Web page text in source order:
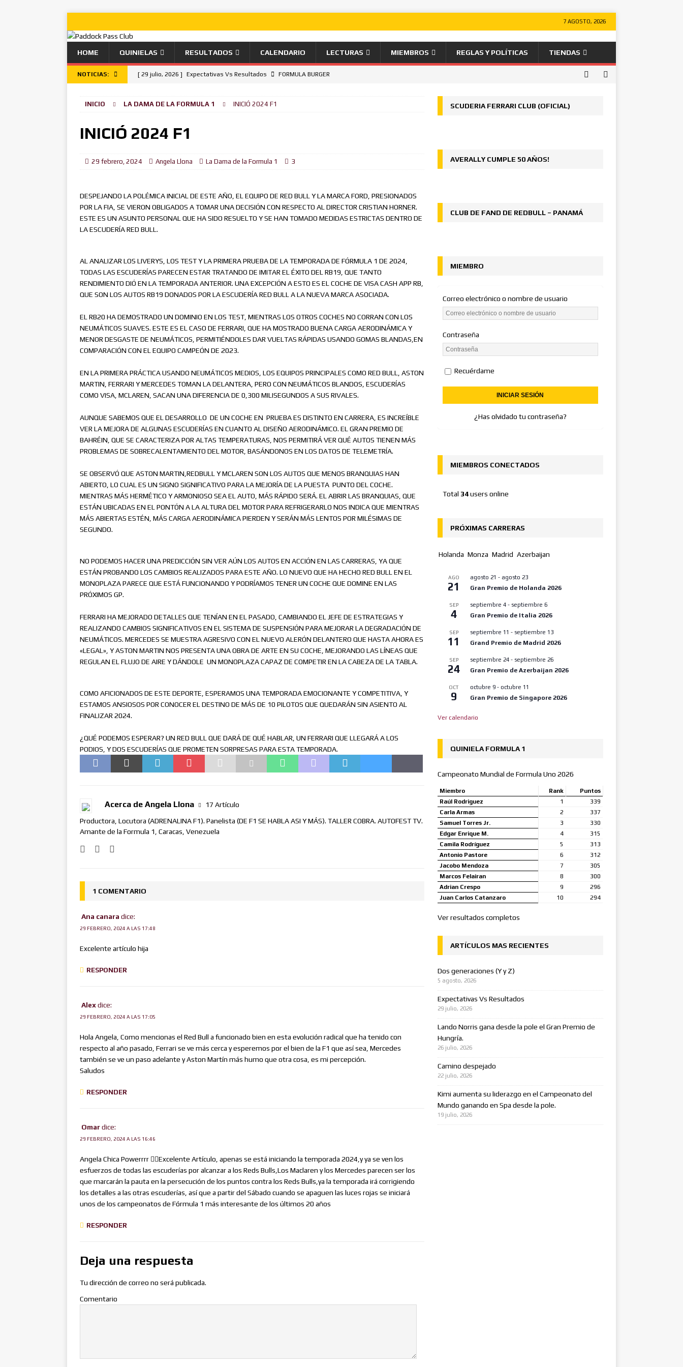
7 AGOSTO, 2026
HOME QUINIELAS RESULTADOS CALENDARIO LECTURAS MIEMBROS REGLAS Y POLÍTICAS TIENDAS
NOTICIAS: [ 29 julio, 2026 ] Expectativas Vs Resultados FORMULA BURGER
[ 15 julio, 2026 ] Autoregulación FORMULA BURGER
[ 5 julio, 2026 ] Leclerc se lleva la victoria en Silverstone, Russell 2do, Hamilton 3ro. NOTICIAS
[ 28 junio, 2026 ]
INICIO LA DAMA DE LA FORMULA 1 INICIÓ 2024 F1
INICIÓ 2024 F1
29 febrero, 2024 Angela Llona La Dama de la Formula 1 3
DESPEJANDO LA POLÉMICA INICIAL DE ESTE AÑO, EL EQUIPO DE RED BULL Y LA MARCA FORD, PRESIONADOS
POR LA FIA, SE VIERON OBLIGADOS A TOMAR UNA DECISIÓN CON RESPECTO AL DIRECTOR CRISTIAN HORNER.
ESTE ES UN ASUNTO PERSONAL QUE HA SIDO RESUELTO Y SE HAN TOMADO MEDIDAS ESTRICTAS DENTRO DE
LA ESCUDERÍA RED BULL.
AL ANALIZAR LOS LIVERYS, LOS TEST Y LA PRIMERA PRUEBA DE LA TEMPORADA DE FÓRMULA 1 DE 2024,
TODAS LAS ESCUDERÍAS PARECEN ESTAR TRATANDO DE IMITAR EL ÉXITO DEL RB19, QUE TANTO
RENDIMIENTO DIÓ EN LA TEMPORADA ANTERIOR. UNA EXCEPCIÓN A ESTO ES EL COCHE DE VISA CASH APP RB,
QUE SON LOS AUTOS RB19 DONADOS POR LA ESCUDERÍA RED BULL A LA NUEVA MARCA ASOCIADA.
EL RB20 HA DEMOSTRADO UN DOMINIO EN LOS TEST, MIENTRAS LOS OTROS COCHES NO CORRAN CON LOS
NEUMÁTICOS SUAVES. ESTE ES EL CASO DE FERRARI, QUE HA MOSTRADO BUENA CARGA AERODINÁMICA Y
MENOR DESGASTE DE NEUMÁTICOS, PERMITIÉNDOLES DAR VUELTAS RÁPIDAS USANDO GOMAS BLANDAS,EN
COMPARACIÓN CON EL EQUIPO CAMPEÓN DE 2023.
EN LA PRIMERA PRÁCTICA USANDO NEUMÁTICOS MEDIOS, LOS EQUIPOS PRINCIPALES COMO RED BULL, ASTON
MARTIN, FERRARI Y MERCEDES TOMAN LA DELANTERA, PERO CON NEUMÁTICOS BLANDOS, ESCUDERÍAS
COMO VISA, MCLAREN, SACAN UNA DIFERENCIA DE 0,300 MILISEGUNDOS A SUS RIVALES.
AUNQUE SABEMOS QUE EL DESARROLLO DE UN COCHE EN PRUEBA ES DISTINTO EN CARRERA, ES INCREÍBLE
VER LA MEJORA DE ALGUNAS ESCUDERÍAS EN CUANTO AL DISEÑO AERODINÁMICO. EL GRAN PREMIO DE
BAHRÉIN, QUE SE CARACTERIZA POR ALTAS TEMPERATURAS, NOS PERMITIRÁ VER QUÉ AUTOS TIENEN MÁS
PROBLEMAS DE SOBRECALENTAMIENTO DEL MOTOR, BASÁNDONOS EN LOS DATOS DE TELEMETRÍA.
SE OBSERVÓ QUE ASTON MARTIN,REDBULL Y MCLAREN SON LOS AUTOS QUE MENOS BRANQUIAS HAN
ABIERTO, LO CUAL ES UN SIGNO SIGNIFICATIVO PARA LA MEJORÍA DE LA PUESTA PUNTO DEL COCHE.
MIENTRAS MÁS HERMÉTICO Y ARMONIOSO SEA EL AUTO, MÁS RÁPIDO SERÁ. EL ABRIR LAS BRANQUIAS, QUE
ESTÁN UBICADAS EN EL PONTÓN A LA ALTURA DEL MOTOR PARA REFRIGERARLO NOS INDICA QUE MIENTRAS
MÁS ABIERTAS ESTÉN, MÁS CARGA AERODINÁMICA PIERDEN Y SERÁN MÁS LENTOS POR MILÉSIMAS DE
SEGUNDO.
NO PODEMOS HACER UNA PREDICCIÓN SIN VER AÚN LOS AUTOS EN ACCIÓN EN LAS CARRERAS, YA QUE
ESTÁN PROBANDO LOS CAMBIOS REALIZADOS PARA ESTE AÑO. LO NUEVO QUE HA HECHO RED BULL EN EL
MONOPLAZA PARECE QUE ESTÁ FUNCIONANDO Y PODRÍAMOS TENER UN COCHE QUE DOMINE EN LAS
PRÓXIMOS GP.
FERRARI HA MEJORADO DETALLES QUE TENÍAN EN EL PASADO, CAMBIANDO EL JEFE DE ESTRATEGIAS Y
REALIZANDO CAMBIOS SIGNIFICATIVOS EN EL SISTEMA DE SUSPENSIÓN PARA MEJORAR LA DEGRADACIÓN DE
NEUMÁTICOS. MERCEDES SE MUESTRA AGRESIVO CON EL NUEVO ALERÓN DELANTERO QUE HASTA AHORA ES
«LEGAL», Y ASTON MARTIN NOS PRESENTA UNA OBRA DE ARTE EN SU COCHE, MEJORANDO LAS LÍNEAS QUE
REGULAN EL FLUJO DE AIRE Y DÁNDOLE UN MONOPLAZA CAPAZ DE COMPETIR EN LA CABEZA DE LA TABLA.
COMO AFICIONADOS DE ESTE DEPORTE, ESPERAMOS UNA TEMPORADA EMOCIONANTE Y COMPETITIVA, Y
ESTAMOS ANSIOSOS POR CONOCER EL DESTINO DE MÁS DE 10 PILOTOS QUE QUEDARÁN SIN ASIENTO AL
FINALIZAR 2024.
¿QUÉ PODEMOS ESPERAR? UN RED BULL QUE DARÁ DE QUÉ HABLAR, UN FERRARI QUE LLEGARÁ A LOS
PODIOS, Y DOS ESCUDERÍAS QUE PROMETEN SORPRESAS PARA ESTA TEMPORADA.
Acerca de Angela Llona 17 Artículo
Productora, Locutora (ADRENALINA F1). Panelista (DE F1 SE HABLA ASI Y MÁS). TALLER COBRA. AUTOFEST TV.
Amante de la Formula 1, Caracas, Venezuela
1 COMENTARIO
Ana canara dice:
29 FEBRERO, 2024 A LAS 17:48
Excelente artículo hija
RESPONDER
Alexdice:
29 FEBRERO, 2024 A LAS 17:05
Hola Angela, Como mencionas el Red Bull a funcionado bien en esta evolución radical que ha tenido con
respecto al año pasado, Ferrari se ve más cerca y esperemos por el bien de la F1 que así sea, Mercedes
también se ve un paso adelante y Aston Martín más humo que otra cosa, es mi percepción.
Saludos
RESPONDER
Omardice:
29 FEBRERO, 2024 A LAS 16:46
Angela Chica Powerrrr 👍🏻Excelente Artículo, apenas se está iniciando la temporada 2024,y ya se ven los
esfuerzos de todas las escuderías por alcanzar a los Reds Bulls,Los Maclaren y los Mercedes parecen ser los
que marcarán la pauta en la persecución de los puntos contra los Reds Bulls,ya la temporada irá corrigiendo
los detalles a las otras escuderías, así que a partir del Sábado cuando se apaguen las luces rojas se iniciará
unos de los campeonatos de Fórmula 1 más interesante de los últimos 20 años
RESPONDER
Deja una respuesta
Tu dirección de correo no será publicada.
Comentario
SCUDERIA FERRARI CLUB (OFICIAL)
AVERALLY CUMPLE 50 AÑOS!
CLUB DE FAND DE REDBULL – PANAMÁ
MIEMBRO
Correo electrónico o nombre de usuario
Contraseña
Recuérdame
¿Has olvidado tu contraseña?
MIEMBROS CONECTADOS
Total 34users online
PRÓXIMAS CARRERAS
Holanda Monza Madrid Azerbaijan
AGO
21
agosto 21 - agosto 23
Gran Premio de Holanda 2026
SEP
4
septiembre 4- septiembre 6
Gran Premio de Italia 2026
SEP
11
septiembre 11 - septiembre 13
Grand Premio de Madrid 2026
SEP
24
septiembre 24- septiembre 26
Gran Premio de Azerbaijan 2026
OCT
9
octubre 9- octubre 11
Gran Premio de Singapore 2026
Ver calendario
QUINIELA FORMULA 1
Campeonato Mundial de Formula Uno 2026
Miembro Rank
Puntos
Raúl Rodriguez
1
339
Carla Armas
2
337
Samuel Torres Jr.
3
330
Edgar Enrique M.
4
315
Camila Rodríguez
5
313
Antonio Pastore
6
312
Jacobo Mendoza
7
305
Marcos Felairan
8
300
Adrian Crespo
9
296
Juan Carlos Catanzaro
10 294
Ver resultados completos
ARTÍCULOS MAS RECIENTES
Dos generaciones (Y y Z)
5 agosto, 2026
Expectativas Vs Resultados
29 julio, 2026
Lando Norris gana desde la pole el Gran Premio de
Hungría.
26 julio, 2026
Camino despejado
22 julio, 2026
Kimi aumenta su liderazgo en el Campeonato del
Mundo ganando en Spa desde la pole.
19 julio, 2026